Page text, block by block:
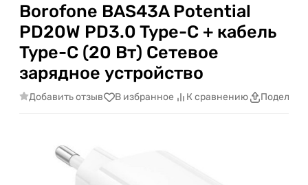
Borofone BAS43A Potential
PD20W PD3.0 Type-C + кабель
Type-C (20 Вт) Сетевое
зарядное устройство
Добавить отзыв В избранное К сравнению